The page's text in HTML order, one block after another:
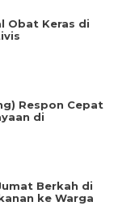
Obat Keras di
Respon Cepat
di
Berkah di
ke Warga